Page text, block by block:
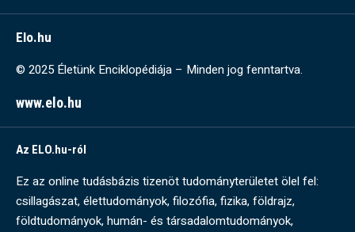
Elo.hu
© 2025 Életünk Enciklopédiája – Minden jog fenntartva.
www.elo.hu
Az ELO.hu-ról
Ez az online tudásbázis tizenöt tudományterületet ölel fel:
csillagászat, élettudományok, filozófia, fizika, földrajz,
földtudományok, humán- és társadalomtudományok,